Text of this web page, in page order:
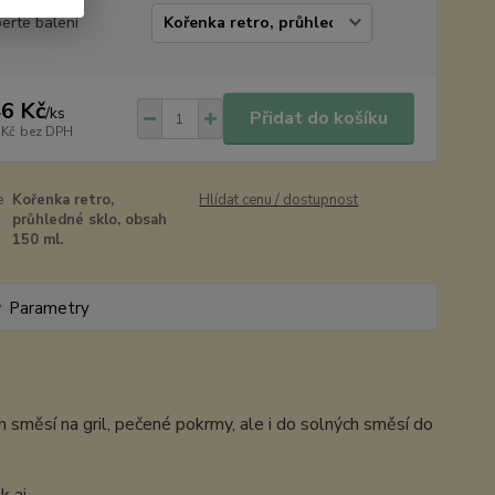
balení
Kč/ks
bez DPH
Přidat do košíku
Kořenka retro,
průhledné sklo, obsah
150 ml.
Hlídat cenu / dostupnost
Parametry
na gril, pečené pokrmy, ale i do solných směsí do